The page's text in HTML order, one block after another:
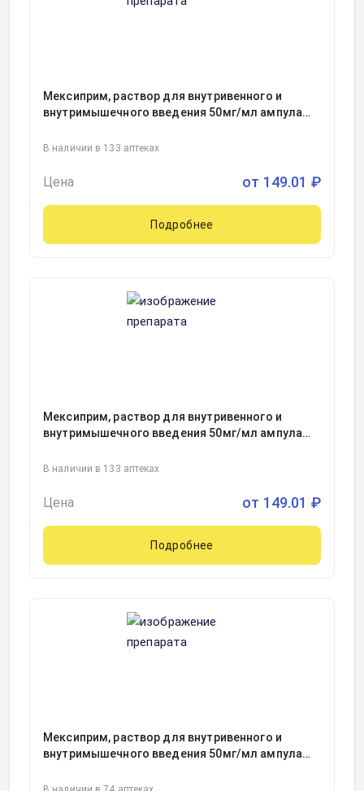
Мексиприм, раствор для внутривенного и
внутримышечного введения 50мг/мл ампула
В наличии в 133 аптеках
Цена от 149.01 ₽
Подробнее
Мексиприм, раствор для внутривенного и
внутримышечного введения 50мг/мл ампула
В наличии в 133 аптеках
Цена от 149.01 ₽
Подробнее
Мексиприм, раствор для внутривенного и
внутримышечного введения 50мг/мл ампула
завод, Россия